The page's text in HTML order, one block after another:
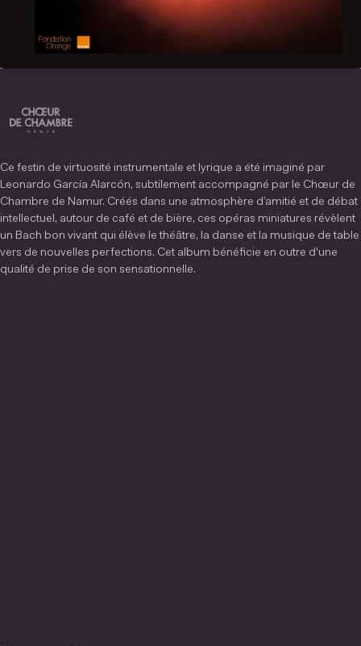
Ce festin de virtuosité instrumentale et lyrique a été imaginé par
Leonardo García Alarcón, subtilement accompagné par le Chœur de
Chambre de Namur. Créés dans une atmosphère d’amitié et de débat
intellectuel, autour de café et de bière, ces opéras miniatures révèlent
un Bach bon vivant qui élève le théâtre, la danse et la musique de table
vers de nouvelles perfections. Cet album bénéficie en outre d'une
qualité de prise de son sensationnelle.